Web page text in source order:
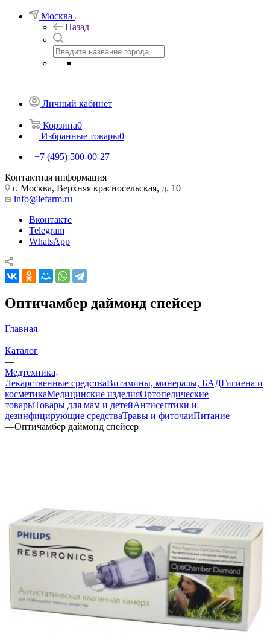
Москва
Назад
Личный кабинет
Корзина0
Избранные товары0
+7 (495) 500-00-27
Контактная информация
г. Москва, Верхняя красносельская, д. 10
info@lefarm.ru
Вконтакте
Telegram
WhatsApp
Оптичамбер даймонд спейсер
Главная
—
Каталог
—
Медтехника
Лекарственные средстваВитамины, минералы, БАДГигиена и
косметикаМедицинские изделияОртопедические
товарыТовары для мам и детейАнтисептики и
дезинфицирующие средстваТравы и фиточаиПитание
—Оптичамбер даймонд спейсер